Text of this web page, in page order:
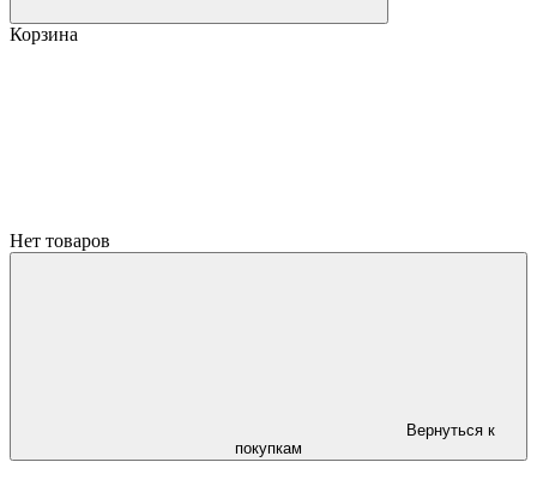
Корзина
Нет товаров
Вернуться к
покупкам